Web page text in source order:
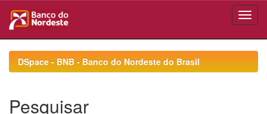
navigationDSpace - BNB - Banco do Nordeste do Brasil
Pesquisar